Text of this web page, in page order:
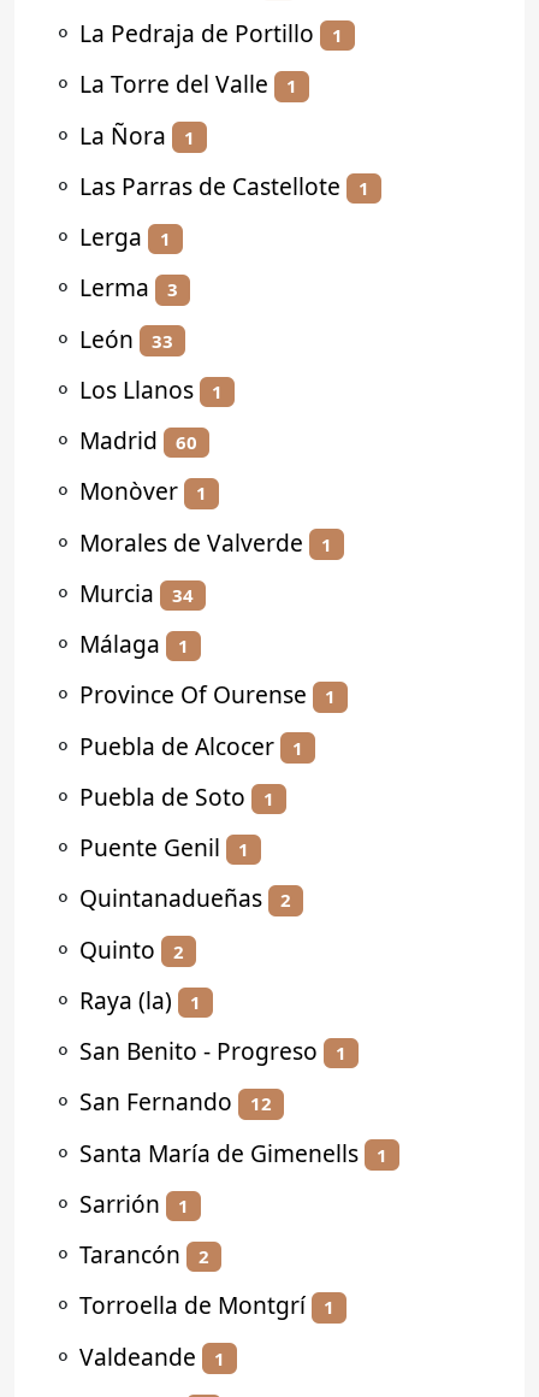
⚬ La Pedraja de Portillo 1
⚬ La Torre del Valle 1
⚬ La Ñora 1
⚬ Las Parras de Castellote 1
⚬ Lerga 1
⚬ Lerma 3
⚬ León 33
⚬ Los Llanos 1
⚬ Madrid 60
⚬ Monòver 1
⚬ Morales de Valverde 1
⚬ Murcia 34
⚬ Málaga 1
⚬ Province Of Ourense 1
⚬ Puebla de Alcocer 1
⚬ Puebla de Soto 1
⚬ Puente Genil 1
⚬ Quintanadueñas 2
⚬ Quinto 2
⚬ Raya (la) 1
⚬ San Benito - Progreso 1
⚬ San Fernando 12
⚬ Santa María de Gimenells 1
⚬ Sarrión 1
⚬ Tarancón 2
⚬ Torroella de Montgrí 1
⚬ Valdeande 1